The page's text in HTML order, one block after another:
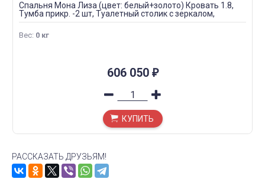
Спальня Мона Лиза (цвет: белый+золото) Кровать 1.8,
Тумба прикр. -2 шт, Туалетный столик с зеркалом,
Шкаф-4х. дв. с зеркалом Без Пуфа
Вес: 0 кг
606 050 ₽
КУПИТЬ
РАССКАЗАТЬ ДРУЗЬЯМ!